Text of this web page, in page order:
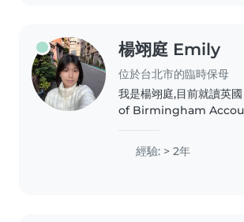
楊翊庭 Emily
位於台北市的臨時保母
我是楊翊庭,目前就讀英
of Birmingham
中高級、多益金色證書。 我的個性細
心、有耐心、責任感強,
經驗: > 2年